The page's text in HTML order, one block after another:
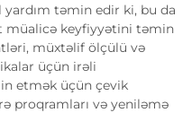
yardım təmin edir ki, bu da
müalicə keyfiyyətini təmin
müxtəlif ölçülü və
üçün irəli
etmək üçün çevik
proqramları və yeniləmə